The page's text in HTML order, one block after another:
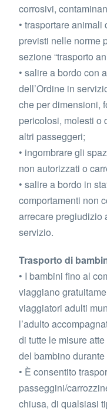
corrosivi,
• trasportare
previsti nelle norme
sezione “trasporto
• salire a bordo con
dell’Ordine in
che per dimensioni,
pericolosi, molesti o
altri passeggeri;
• ingombrare gli
non autorizzati o
• salire a bordo in
comportamenti non
arrecare pregiudizio
servizio.
Trasporto di
• I bambini fino al
viaggiano
viaggiatori adulti
l’adulto
di tutte le misure
del bambino
• È consentito
passeggini/
chiusa, di qualsiasi